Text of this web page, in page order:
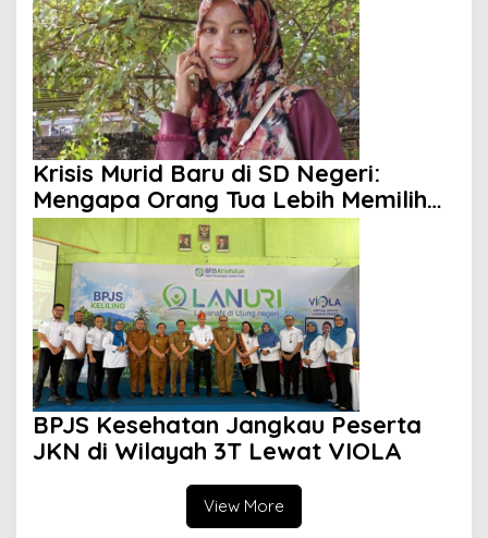
Krisis Murid Baru di SD Negeri:
Mengapa Orang Tua Lebih Memilih
Sekolah Swasta?
BPJS Kesehatan Jangkau Peserta
JKN di Wilayah 3T Lewat VIOLA
View More